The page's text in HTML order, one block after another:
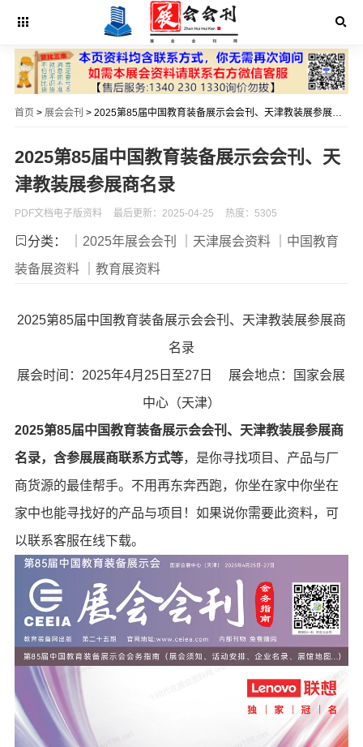
首页 > 展会会刊 > 2025第85届中国教育装备展示会会刊、天津教装展参展商名录
2025第85届中国教育装备展示会会刊、天
津教装展参展商名录
PDF文档电子版资料 最后更新：2025-04-25 热度：5305
分类： ｜2025年展会会刊 ｜天津展会资料
｜中国教育
装备展资料
｜教育展资料
2025第85届中国教育装备展示会会刊、天津教装展参展商
名录
展会时间：2025年4月25日至27日 展会地点：国家会展
中心（天津）
2025第85届中国教育装备展示会会刊、天津教装展参展商
名录，含参展展商联系方式等，是你寻找项目、产品与厂
商货源的最佳帮手。不用再东奔西跑，你坐在家中你坐在
家中也能寻找好的产品与项目！如果说你需要此资料，可
以联系客服在线下载。